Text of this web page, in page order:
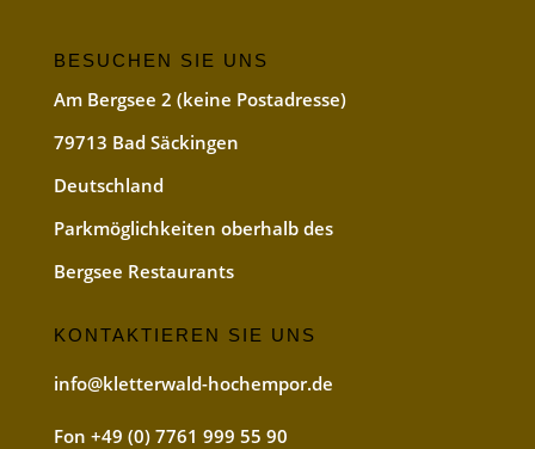
BESUCHEN SIE UNS
Am Bergsee 2 (keine Postadresse)
79713 Bad Säckingen
Deutschland
Parkmöglichkeiten oberhalb des
Bergsee Restaurants
KONTAKTIEREN SIE UNS
info@kletterwald-hochempor.de
Fon +49 (0) 7761 999 55 90